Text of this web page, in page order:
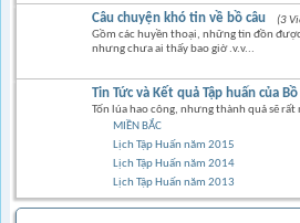
Câu chuyện khó tin về bồ câu
(3
Gồm các huyền thoại, những tin đồn
nhưng chưa ai thấy bao giờ .v.v...
Tin Tức và Kết quả Tập huấn của Bồ
Tốn lúa hao công, nhưng thành quả sẽ
MIỀN BẮC
Lịch Tập Huấn năm 2015
Lịch Tập Huấn năm 2014
Lịch Tập Huấn năm 2013